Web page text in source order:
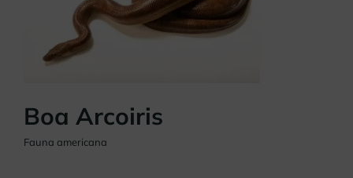
Boa Arcoiris
Fauna americana